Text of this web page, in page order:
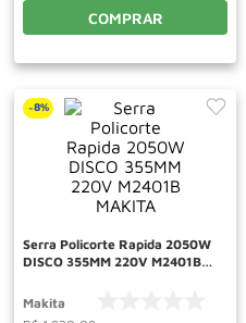
COMPRAR
-8%
Serra Policorte Rapida 2050W
DISCO 355MM 220V M2401B
Makita